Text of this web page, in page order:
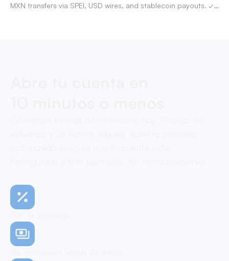
MXN transfers via SPEI, USD wires, and stablecoin payouts. ✓